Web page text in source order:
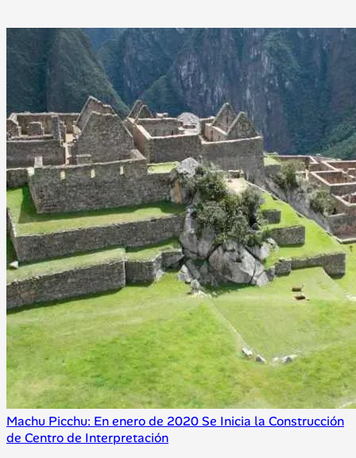
Machu Picchu: En enero de 2020 Se Inicia la Construcción
de Centro de Interpretación